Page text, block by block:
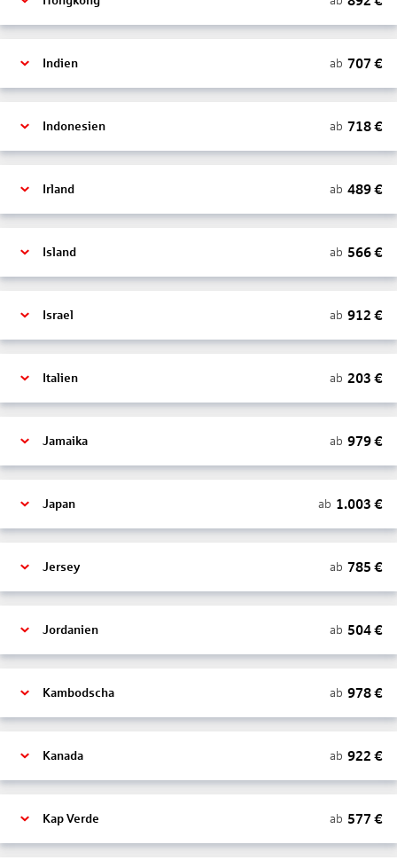
Indien ab 707 €
Indonesien ab 718€
Irland ab 489€
Island ab 566€
Israel ab 912 €
Italien ab 203 €
Jamaika ab 979€
Japan ab 1.003 €
Jersey ab 785 €
Jordanien ab 504€
Kambodscha ab 978€
Kanada ab 922 €
Kap Verde ab 577 €